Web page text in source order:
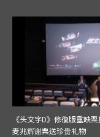
《头文字D》修復版重映
麦兆辉谢票送珍贵礼物